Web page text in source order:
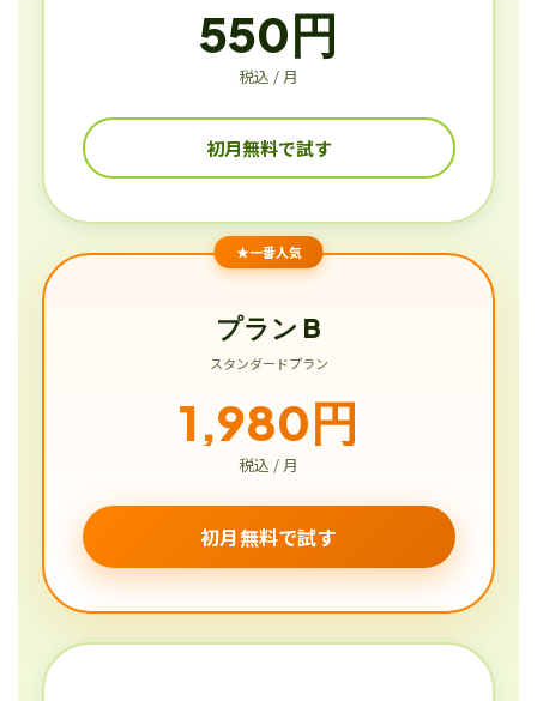
550円
税込 / 月
初月無料で試す
★一番人気
プラン B
スタンダードプラン
1,980円
税込 / 月
初月無料で試す